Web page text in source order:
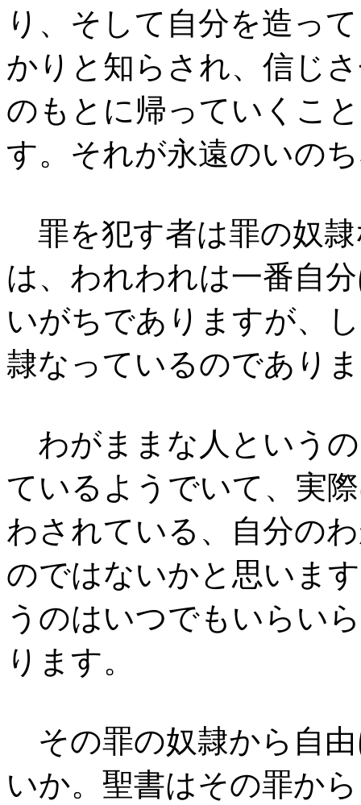
り、そして自分を造っ
かりと知らされ、信じ
のもとに帰っていくこ
す。それが永遠のいの
罪を犯す者は罪の奴
は、われわれは一番自
いがちでありますが、
隷なっているのであり
わがままな人という
ているようでいて、実
わされている、自分の
のではないかと思いま
うのはいつでもいらい
ります。
その罪の奴隷から自
いか。聖書はその罪か